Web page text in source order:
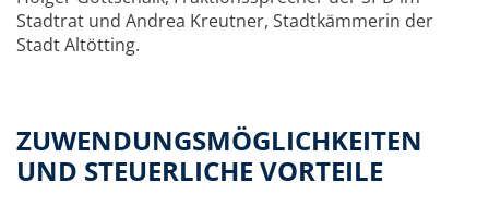
Stadtrat und Andrea Kreutner, Stadtkämmerin der
Stadt Altötting.
ZUWENDUNGSMÖGLICHKEITEN
UND STEUERLICHE VORTEILE